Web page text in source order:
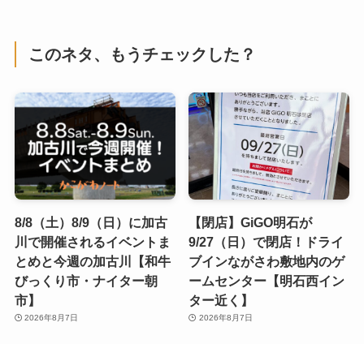
このネタ、もうチェックした？
8/8（土）8/9（日）に加古
川で開催されるイベントま
とめと今週の加古川【和牛
びっくり市・ナイター朝
市】
2026年8月7日
【閉店】GiGO明石が
9/27（日）で閉店！ドライ
ブインながさわ敷地内のゲ
ームセンター【明石西イン
ター近く】
2026年8月7日